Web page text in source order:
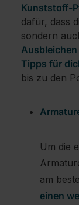
Kunststoff-
dafür, dass
sondern
Tipps für
bis zu den
Um die
am
einen